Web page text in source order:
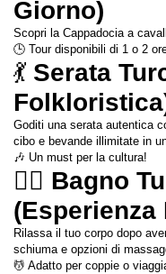
Giorno)
Scopri la Cappadocia a
🕒 Tour disponibili di 1 o 2
💃 Serata
Goditi una serata autentica
cibo e bevande illimitate in
🎶 Un must per la cultura!
🧖‍♀️ Bagno
(Esperienza
Rilassa il tuo corpo dopo
schiuma e opzioni di
💆 Adatto per coppie o